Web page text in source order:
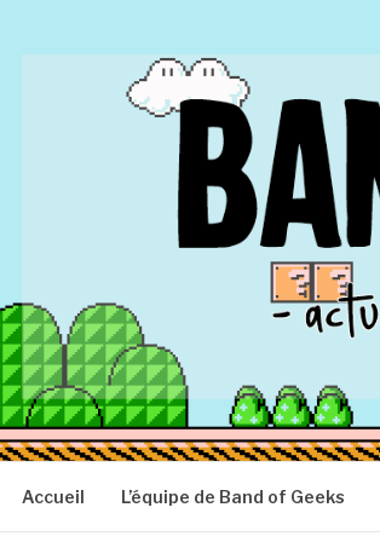
BAND OF
Actu Geek d'hier et d'aujourd'hui
Accueil L’équipe de Band of Geeks